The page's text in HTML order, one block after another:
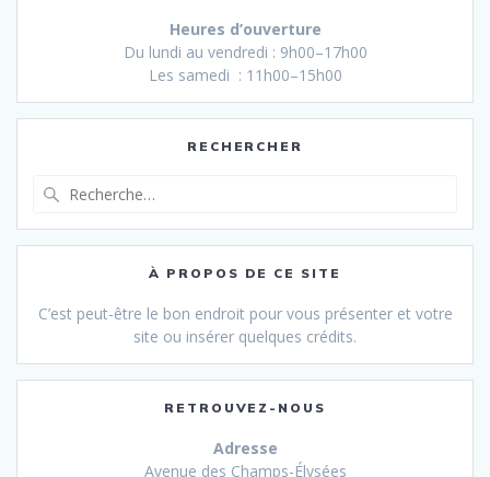
Heures d’ouverture
Du lundi au vendredi : 9h00–17h00
Les samedi : 11h00–15h00
RECHERCHER
:
À PROPOS DE CE SITE
C’est peut-être le bon endroit pour vous présenter et votre
site ou insérer quelques crédits.
RETROUVEZ-NOUS
Adresse
Avenue des Champs-Élysées